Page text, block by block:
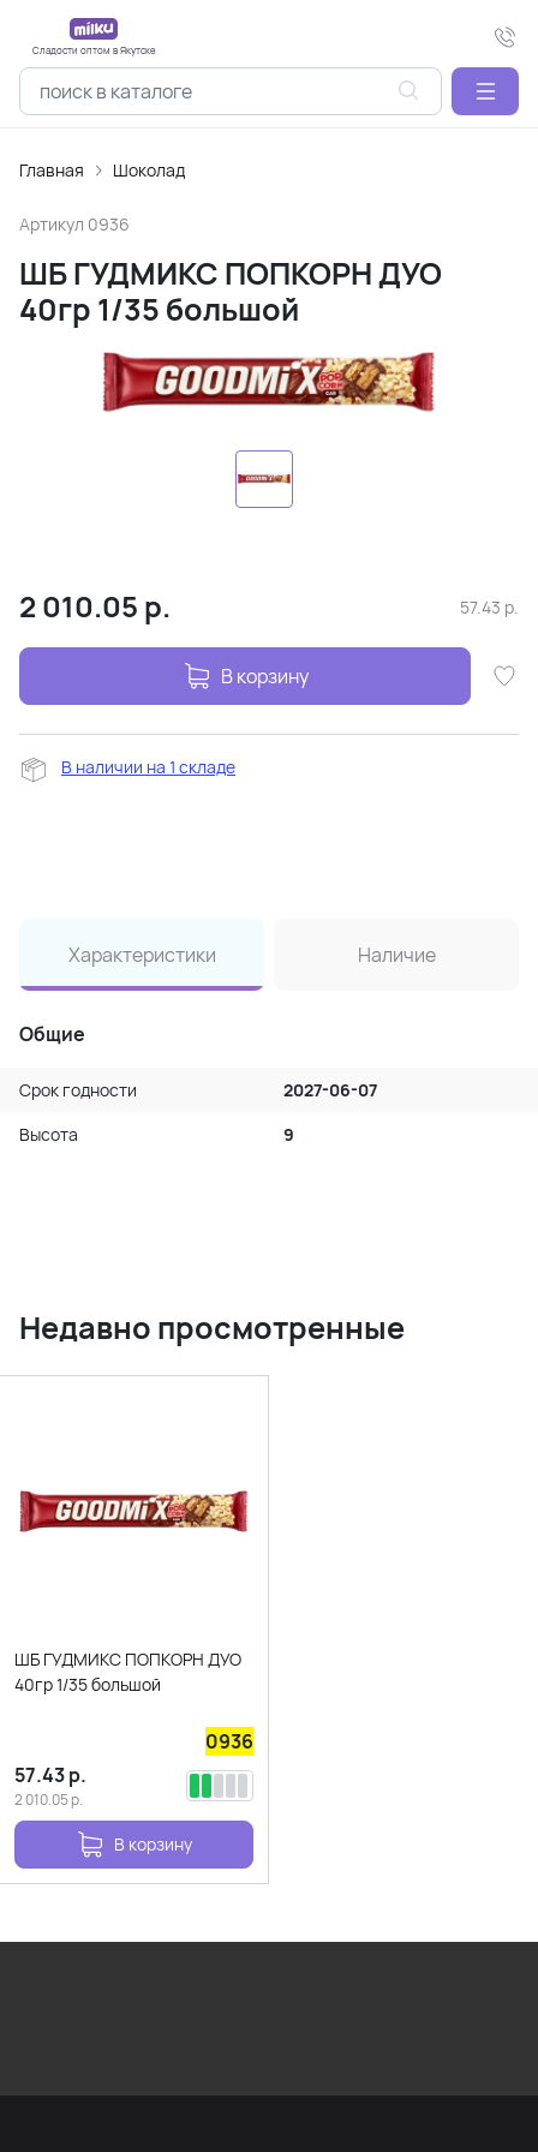
Сладости оптом в Якутске
Главная Шоколад
Артикул 0936
ШБ ГУДМИКС ПОПКОРН ДУО
40гр 1/35 большой
2 010.05 р. 57.43 р.
В корзину
В наличии на 1 складе
Характеристики Наличие
Общие
Срок годности
2027-06-07
Высота
9
Недавно просмотренные
ШБ ГУДМИКС ПОПКОРН ДУО
40гр 1/35 большой
0936
57.43р.
2 010.05р.
В корзину